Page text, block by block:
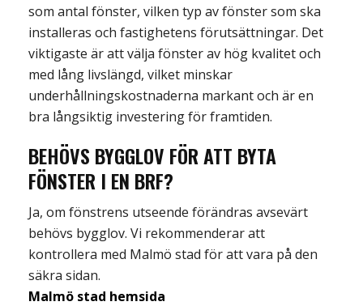
som antal fönster, vilken typ av fönster som ska
installeras och fastighetens förutsättningar. Det
viktigaste är att välja fönster av hög kvalitet och
med lång livslängd, vilket minskar
underhållningskostnaderna markant och är en
bra långsiktig investeringför framtiden.
BEHÖVS BYGGLOV FÖR ATT BYTA
FÖNSTER I EN BRF?
Ja, om fönstrens utseende förändras avsevärt
behövs bygglov. Vi rekommenderar att
kontrollera med Malmö stad för att vara på den
säkra sidan.
Malmö stad hemsida